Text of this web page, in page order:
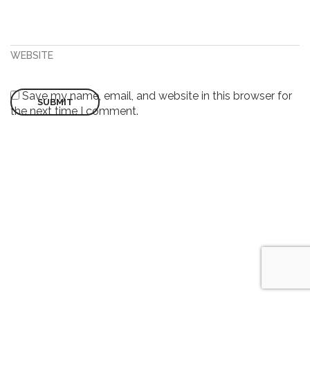
WEBSITE
Save my name, email, and website in this browser for
the next time I comment.